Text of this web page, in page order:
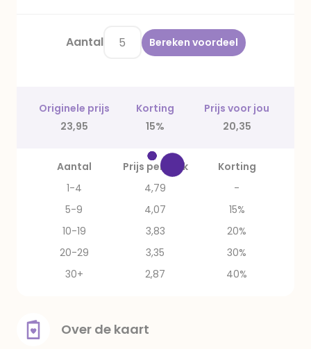
Aantal Bereken voordeel
Originele prijs Korting
Prijs voor jou
23,95
15% 20,35
Aantal Prijs per stuk
Korting
1-4
4,79
-
5-9
4,07
15%
10-19
3,83
20%
20-29
3,35
30%
30+
2,87 40%
Over de kaart